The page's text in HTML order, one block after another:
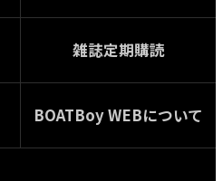
雑誌定期購読
BOATBoy WEBについて